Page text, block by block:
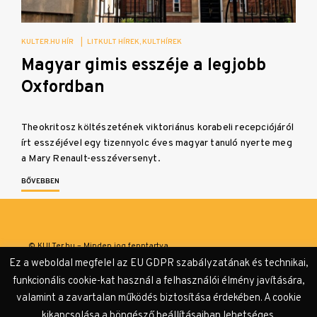
KULTER.HU HÍR LITKULT HÍREK KULTHÍREK
Magyar gimis esszéje a legjobb
Oxfordban
Theokritosz költészetének viktoriánus korabeli recepciójáról
írt esszéjével egy tizennyolc éves magyar tanuló nyerte meg
a Mary Renault-esszéversenyt.
BŐVEBBEN
© KULTer.hu – Minden jog fenntartva
Adatvédelmi tájékoztató
Ez a weboldal megfelel az EU GDPR szabályzatának és technikai,
funkcionális cookie-kat használ a felhasználói élmény javítására,
valamint a zavartalan működés biztosítása érdekében. A cookie